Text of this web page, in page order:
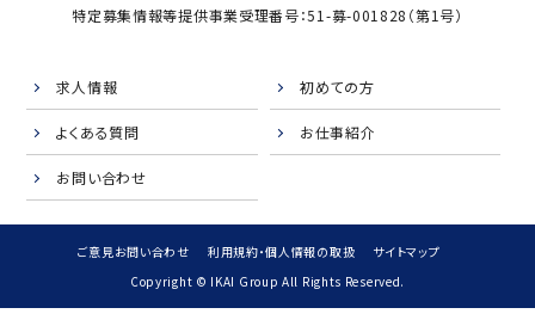
特定募集情報等提供事業受理番号：51-募-001828（第1号）
求人情報 初めての方
よくある質問 お仕事紹介
お問い合わせ
ご意見お問い合わせ 利用規約・個人情報の取扱
サイトマップ
Copyright © IKAI Group All Rights Reserved.